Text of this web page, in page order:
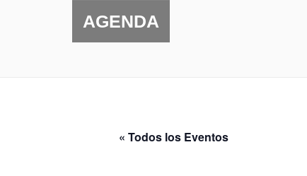
AGENDA
« Todos los Eventos